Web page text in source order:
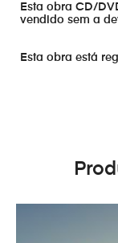
Esta obra CD/
vendido sem a
Esta obra está